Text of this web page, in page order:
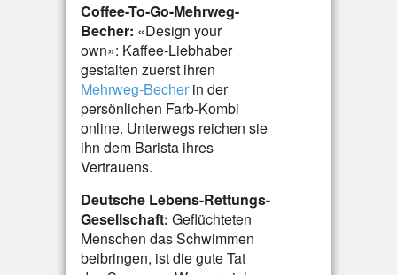
Coffee-To-Go-Mehrweg-
Becher: «Design your
own»: Kaffee-Liebhaber
gestalten zuerst ihren
Mehrweg-Becher in der
persönlichen Farb-Kombi
online. Unterwegs reichen sie
ihn dem Barista ihres
Vertrauens.
Deutsche Lebens-Rettungs-
Gesellschaft: Geflüchteten
Menschen das Schwimmen
beibringen, ist die gute Tat